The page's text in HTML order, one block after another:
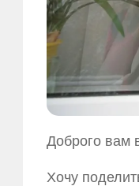
Доброго вам
Хочу